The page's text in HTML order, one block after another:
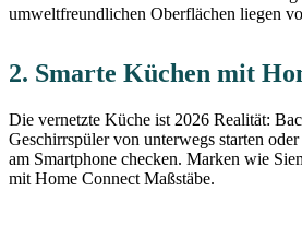
umweltfreundlichen Oberflächen liegen
2. Smarte Küchen mit
Die vernetzte Küche ist 2026 Realität:
Geschirrspüler von unterwegs starten
am Smartphone checken. Marken wie
mit Home Connect Maßstäbe.